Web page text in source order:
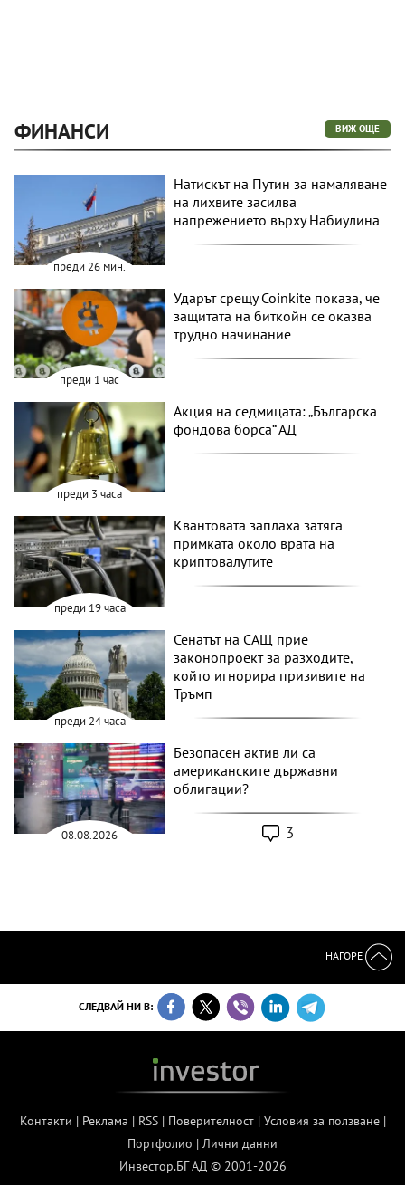
ФИНАНСИ ВИЖ ОЩЕ
преди 26 мин.
Натискът на Путин за намаляване
на лихвите засилва
напрежението върху Набиулина
преди 1 час
Ударът срещу Coinkite показа, че
защитата на биткойн се оказва
трудно начинание
преди 3 часа
Акция на седмицата: „Българска
фондова борса“ АД
преди 19 часа
Квантовата заплаха затяга
примката около врата на
криптовалутите
преди 24 часа
Сенатът на САЩ прие
законопроект за разходите,
който игнорира призивите на
Тръмп
08.08.2026
Безопасен актив ли са
американските държавни
облигации?
3
НАГОРЕ
СЛЕДВАЙ НИ В:
Контакти | Реклама | RSS| Поверителност| Условия за ползване|
Портфолио | Лични данни
Инвестор.БГ АД © 2001-2026